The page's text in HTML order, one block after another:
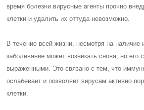
время болезни вирусные агенты прочно
клетки и удалить их оттуда невозможно.
В течение всей жизни, несмотря на наличие
заболевание может возникать снова, но его
выраженными. Это связано с тем, что
ослабевает и позволяет вирусам активно
клетки.